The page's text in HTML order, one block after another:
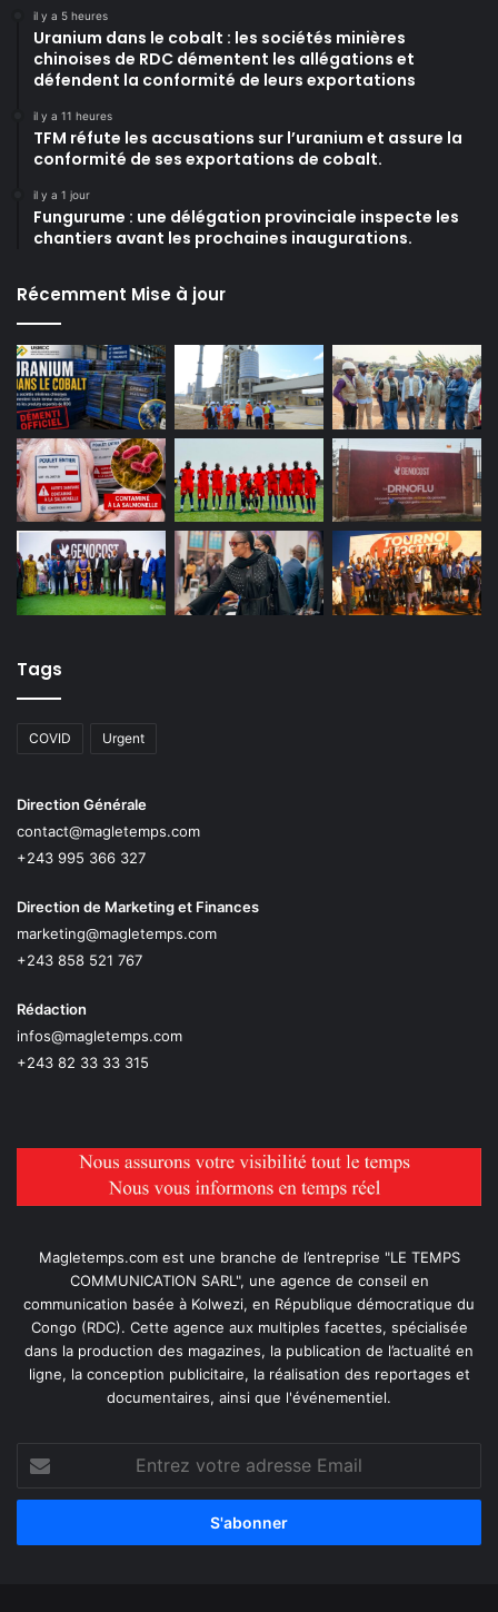
il y a 5 heures
Uranium dans le cobalt : les sociétés minières
chinoises de RDC démentent les allégations et
défendent la conformité de leurs exportations
il y a 11 heures
TFM réfute les accusations sur l’uranium et assure la
conformité de ses exportations de cobalt.
il y a 1 jour
Fungurume : une délégation provinciale inspecte les
chantiers avant les prochaines inaugurations.
Récemment Mise à jour
Tags
COVID Urgent
Direction Générale
contact@magletemps.com
+243 995 366 327
Direction de Marketing et Finances
marketing@magletemps.com
+243 858 521 767
Rédaction
infos@magletemps.com
+243 82 33 33 315
Magletemps.com est une branche de l’entreprise "LE TEMPS
COMMUNICATION SARL", une agence de conseil en
communication basée à Kolwezi, en République démocratique du
Congo (RDC). Cette agence aux multiples facettes, spécialisée
dans la production des magazines, la publication de l’actualité en
ligne, la conception publicitaire, la réalisation des reportages et
documentaires, ainsi que l'événementiel.
votre
adresse